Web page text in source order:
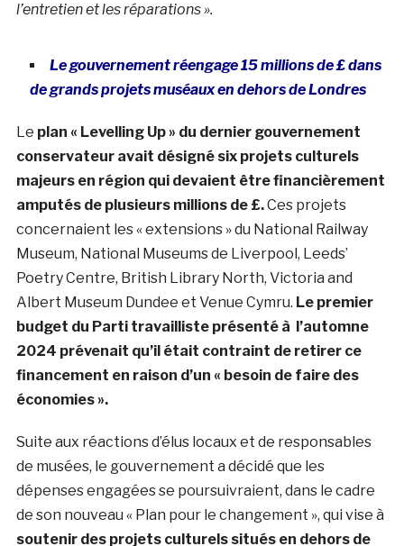
l’entretien et les réparations ».
Le gouvernement réengage 15 millions de £ dans
de grands projets muséaux en dehors de Londres
Le plan « Levelling Up » du dernier gouvernement
conservateur avait désigné six projets culturels
majeurs en région qui devaient être financièrement
amputés de plusieurs millions de £.Ces projets
concernaient les « extensions » du National Railway
Museum, National Museums de Liverpool, Leeds’
Poetry Centre, British Library North, Victoria and
Albert Museum Dundee et Venue Cymru. Le premier
budget du Parti travailliste présenté à l’automne
2024 prévenait qu’il était contraint de retirer ce
financement en raison d’un « besoin de faire des
économies ».
Suite aux réactions d’élus locaux et de responsables
de musées, le gouvernement a décidé que les
dépenses engagées se poursuivraient, dans le cadre
de son nouveau « Plan pour le changement », qui vise à
soutenir des projets culturels situés en dehors de